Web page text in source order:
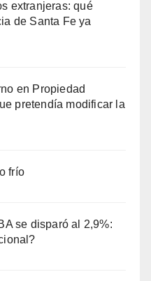
extranjeras: qué
de Santa Fe ya
en Propiedad
pretendía modificar la
frío
se disparó al 2,9%: